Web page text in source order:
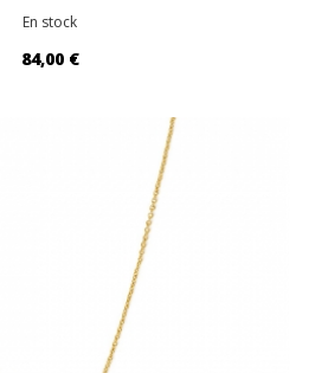
En stock
84,00 €